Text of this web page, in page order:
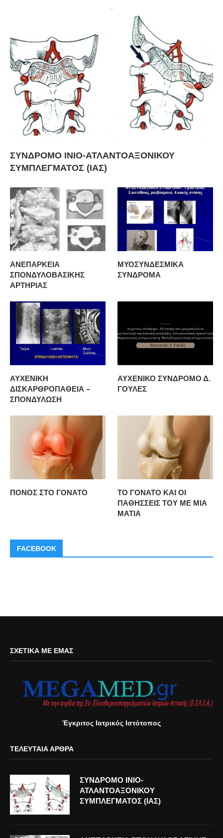
ΣΥΝΔΡΟΜΟ ΙΝΙΟ-ΑΤΛΑΝΤΟΑΞΟΝΙΚΟΥ
ΣΥΜΠΛΕΓΜΑΤΟΣ (ΙΑΣ)
ΑΝΕΠΑΡΚΕΙΑ
ΣΠΟΝΔΥΛΟΒΑΣΙΚΗΣ
ΑΡΤΗΡΙΑΣ
ΜΥΟΣΥΝΔΕΣΜΙΚΑ
ΣΥΝΔΡΟΜΑ
ΑΥΧΕΝΙΚΗ
ΔΙΣΚΑΡΘΡΟΠΑΘΕΙΑ –
ΣΠΟΝΔΥΛΩΣΗ
ΑΥΧΕΝΙΚΟ ΣΥΝΔΡΟΜΟ Δ.
ΓΟΥΛΕΣ
ΠΟΝΟΣ ΣΤΟ ΓΟΝΑΤΟ
ΤΟ ΓΟΝΑΤΟ ΚΑΙ ΟΙ
ΠΑΘΗΣΣΕΙΣ ΤΟΥ ΜΕ ΜΙΑ
ΜΑΤΙΑ
FACEBOOK
ΣΧΕΤΙΚΆ ΜΕ ΕΜΆΣ
Έγκριτος Ιατρικός Ιστότοπος
ΤΕΛΕΥΤΑΊΑ ΆΡΘΡΑ
ΣΥΝΔΡΟΜΟ ΙΝΙΟ-
ΑΤΛΑΝΤΟΑΞΟΝΙΚΟΥ
ΣΥΜΠΛΕΓΜΑΤΟΣ (ΙΑΣ)